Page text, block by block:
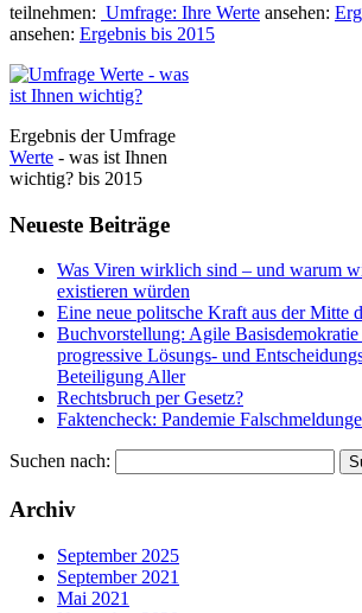
teilnehmen: Umfrage: Ihre Werte ansehen:
ansehen: Ergebnis bis 2015
Ergebnis der Umfrage
Werte - was ist Ihnen
wichtig? bis 2015
Neueste Beiträge
Was Viren wirklich sind – und warum
existieren würden
Eine neue politsche Kraft aus der Mitte
Buchvorstellung: Agile Basisdemokratie
progressive Lösungs- und
Beteiligung Aller
Rechtsbruch per Gesetz?
Faktencheck: Pandemie
Suchen nach:
Archiv
September 2025
September 2021
Mai 2021